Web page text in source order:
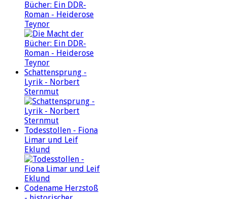
Bücher: Ein DDR-
Roman - Heiderose
Teynor
Schattensprung -
Lyrik - Norbert
Sternmut
Todesstollen - Fiona
Limar und Leif
Eklund
Codename Herzstoß